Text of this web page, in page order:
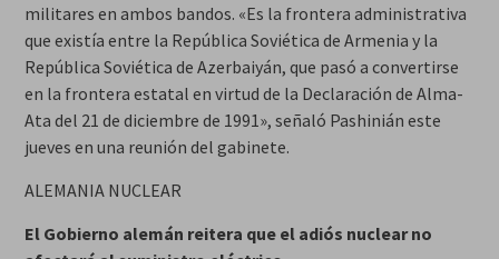
militares en ambos bandos. «Es la frontera administrativa
que existía entre la República Soviética de Armenia y la
República Soviética de Azerbaiyán, que pasó a convertirse
en la frontera estatal en virtud de la Declaración de Alma-
Ata del 21 de diciembre de 1991», señaló Pashinián este
jueves en una reunión del gabinete.
ALEMANIA NUCLEAR
El Gobierno alemán reitera que el adiós nuclear no